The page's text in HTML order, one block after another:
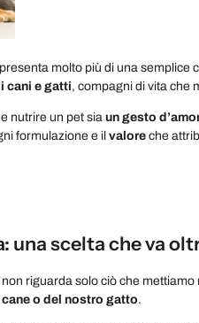
molto più di una semplice
cani e gatti, compagni di vita che
nutrire un pet siaun gesto
formulazione e il valore che
una scelta che va
riguarda solo ciò che mettiamo
o del nostro gatto.